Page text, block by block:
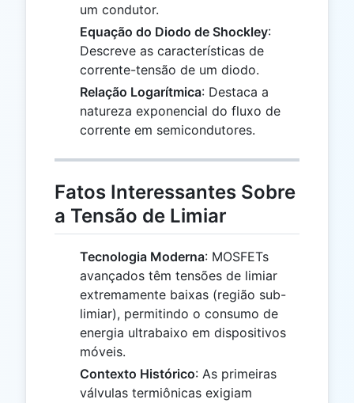
um condutor.
Equação do Diodo de Shockley:
Descreve as características de
corrente-tensão de um diodo.
Relação Logarítmica: Destaca a
natureza exponencial do fluxo de
corrente em semicondutores.
Fatos Interessantes Sobre
a Tensão de Limiar
Tecnologia Moderna: MOSFETs
avançados têm tensões de limiar
extremamente baixas (região sub-
limiar), permitindo o consumo de
energia ultrabaixo em dispositivos
móveis.
Contexto Histórico: As primeiras
válvulas termiônicas exigiam